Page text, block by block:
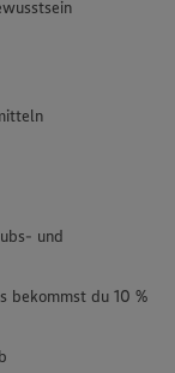
und
bekommst du 10 %